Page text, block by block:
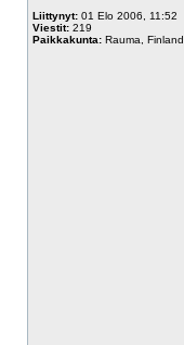
Liittynyt: 01 Elo 2006, 11:52
Viestit: 219
Paikkakunta: Rauma, Finland